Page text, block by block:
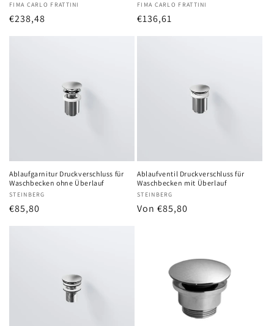
Anbieter:
FIMA CARLO FRATTINI
Normaler
€238,48
Anbieter:
FIMA CARLO FRATTINI
Normaler
€136,61
Ablaufgarnitur Druckverschluss für
Waschbecken ohne Überlauf
Anbieter:
STEINBERG
Normaler
€85,80
Ablaufventil Druckverschluss für
Waschbecken mit Überlauf
Anbieter:
STEINBERG
Normaler
Von €85,80